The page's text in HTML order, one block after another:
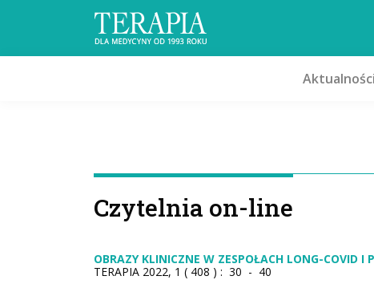
Aktualności
Czytelnia on-line
OBRAZY KLINICZNE W ZESPOŁACH LONG-COVID I
TERAPIA 2022, 1 ( 408 ) : 30 - 40